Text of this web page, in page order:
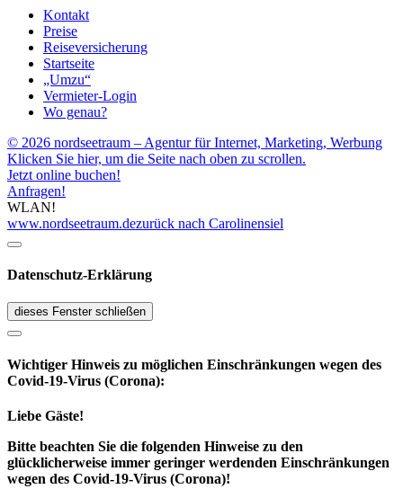
Kontakt
Preise
Reiseversicherung
Startseite
„Umzu“
Vermieter-Login
Wo genau?
© 2026 nordseetraum – Agentur für Internet, Marketing, Werbung
Klicken Sie hier, um die Seite nach oben zu scrollen.
Jetzt online buchen!
Anfragen!
WLAN!
www.nordseetraum.dezurück nach Carolinensiel
Datenschutz-Erklärung
dieses Fenster schließen
Wichtiger Hinweis zu möglichen Ein­schränk­ungen wegen des
Covid-19-Virus (Corona):
Liebe Gäste!
Bitte beachten Sie die folgenden Hinweise zu den
glücklicherweise immer geringer werdenden Einschränkungen
wegen des Covid-19-Virus (Corona)!